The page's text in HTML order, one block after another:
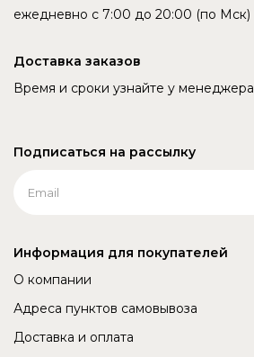
ежедневно с 7:00 до 20:00 (по Мск)
Доставка заказов
Время и сроки узнайте у менеджера
Подписаться на рассылку
Информация для покупателей
О компании
Адреса пунктов самовывоза
Доставка и оплата